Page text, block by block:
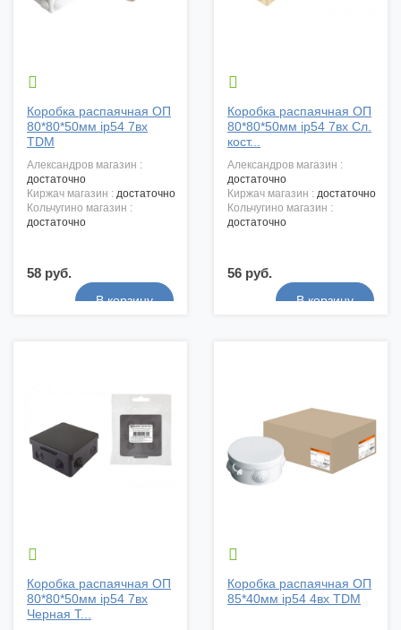

Коробка распаячная ОП
80*80*50мм ip54 7вх
TDM
александров магазин :
достаточно
киржач магазин : достаточно
кольчугино магазин :
достаточно
58 руб.

Коробка распаячная ОП
80*80*50мм ip54 7вх Сл.
кост...
александров магазин :
достаточно
киржач магазин : достаточно
кольчугино магазин :
достаточно
56 руб.

Коробка распаячная ОП
80*80*50мм ip54 7вх
Черная T...

Коробка распаячная ОП
85*40мм ip54 4вх TDM